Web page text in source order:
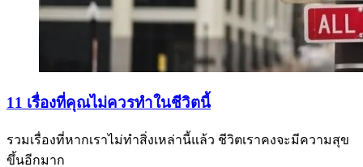
11 เรื่องที่คุณไม่ควรทำในชีวิตนี้
รวมเรื่องที่หากเราไม่ทำสิ่งเหล่านี้แล้ว ชีวิตเราคงจะมีความสุข
ขึ้นอีกมาก